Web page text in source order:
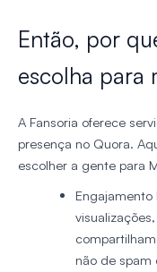
Então, por
escolha para
A Fansoria oferece
presença no Quora.
escolher a gente para
Engajamento
não de